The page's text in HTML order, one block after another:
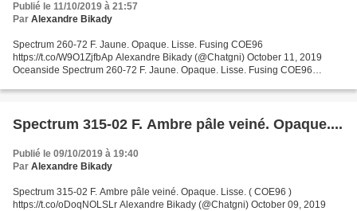
Publié le 11/10/2019 à 21:57
Par Alexandre Bikady
Spectrum 260-72 F. Jaune. Opaque. Lisse. Fusing COE96
https://t.co/W9O1ZjfbAp Alexandre Bikady (@Chatgni) October 11, 2019
Oceanside Spectrum 260-72 F. Jaune. Opaque. Lisse. Fusing COE96
Spectrum 315-02 F. Ambre pâle veiné. Opaque....
Publié le 09/10/2019 à 19:40
Par Alexandre Bikady
Spectrum 315-02 F. Ambre pâle veiné. Opaque. Lisse. ( COE96 )
https://t.co/oDoqNOLSLr Alexandre Bikady (@Chatgni) October 09, 2019